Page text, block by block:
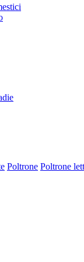
Poltrone Poltrone